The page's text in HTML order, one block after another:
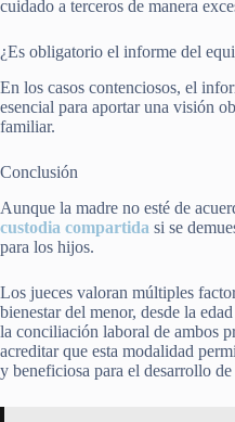
cuidado a terceros de manera
¿Es obligatorio el informe del
En los casos contenciosos, el
esencial para aportar una visión
familiar.
Conclusión
Aunque la madre no esté de
custodia compartida si se
para los hijos.
Los jueces valoran múltiples
bienestar del menor, desde la
la conciliación laboral de ambos
acreditar que esta modalidad
y beneficiosa para el desarrollo